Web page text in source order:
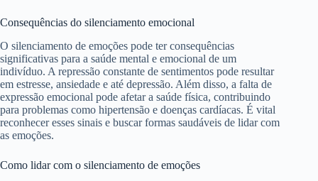
Consequências do silenciamento emocional
O silenciamento de emoções pode ter consequências
significativas para a saúde mental e emocional de um
indivíduo. A repressão constante de sentimentos pode resultar
em estresse, ansiedade e até depressão. Além disso, a falta de
expressão emocional pode afetar a saúde física, contribuindo
para problemas como hipertensão e doenças cardíacas. É vital
reconhecer esses sinais e buscar formas saudáveis de lidar com
as emoções.
Como lidar com o silenciamento de emoções